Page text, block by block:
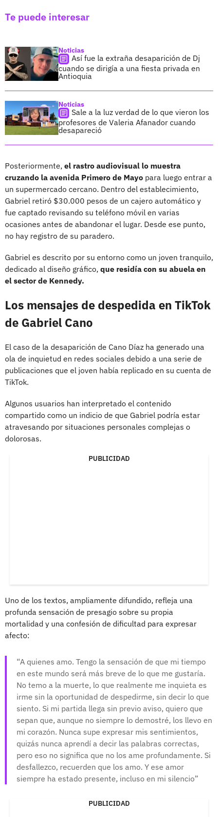
Te puede interesar
Noticias
Así fue la extraña desaparición de Dj
cuando se dirigía a una fiesta privada en
Antioquia
Noticias
Sale a la luz verdad de lo que vieron los
profesores de Valeria Afanador cuando
desapareció
Posteriormente, el rastro audiovisual lo muestra
cruzando la avenida Primero de Mayo para luego entrar a
un supermercado cercano. Dentro del establecimiento,
Gabriel retiró $30.000 pesos de un cajero automático y
fue captado revisando su teléfono móvil en varias
ocasiones antes de abandonar el lugar. Desde ese punto,
no hay registro de su paradero.
Gabriel es descrito por su entorno como un joven tranquilo,
dedicado al diseño gráfico, que residía con su abuela en
el sector de Kennedy.
Los mensajes de despedida en TikTok
de Gabriel Cano
El caso de la desaparición de Cano Díaz ha generado una
ola de inquietud en redes sociales debido a una serie de
publicaciones que el joven había replicado en su cuenta de
TikTok.
Algunos usuarios han interpretado el contenido
compartido como un indicio de que Gabriel podría estar
atravesando por situaciones personales complejas o
dolorosas.
PUBLICIDAD
Uno de los textos, ampliamente difundido, refleja una
profunda sensación de presagio sobre su propia
mortalidad y una confesión de dificultad para expresar
afecto:
A quienes amo. Tengo la sensación de que mi tiempo
en este mundo será más breve de lo que me gustaría.
No temo a la muerte, lo que realmente me inquieta es
irme sin la oportunidad de despedirme, sin decir lo que
siento. Si mi partida llega sin previo aviso, quiero que
sepan que, aunque no siempre lo demostré, los llevo en
mi corazón. Nunca supe expresar mis sentimientos,
quizás nunca aprendí a decir las palabras correctas,
pero eso no significa que no los ame profundamente. Si
desfallezco, recuerden que los amo. Y ese amor
siempre ha estado presente, incluso en mi silencio
PUBLICIDAD